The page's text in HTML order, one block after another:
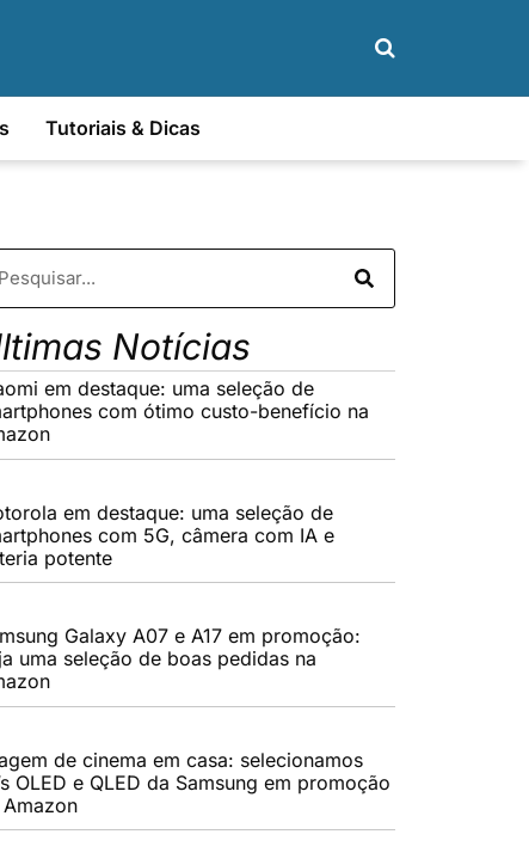
Tutoriais & Dicas
Notícias
em destaque: uma seleção de
com ótimo custo-benefício na
em destaque: uma seleção de
com 5G, câmera com IA e
potente
Galaxy A07 e A17 em promoção:
uma seleção de boas pedidas na
de cinema em casa: selecionamos
OLED e QLED da Samsung em promoção
Amazon